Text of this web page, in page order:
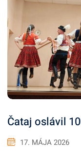
Čataj oslávil
17. MÁJA 2026